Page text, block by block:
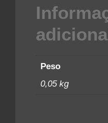
Peso
0,05 kg